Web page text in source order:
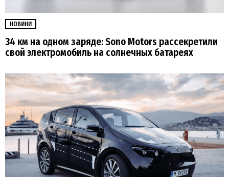
НОВИНИ
34 км на одном заряде: Sono Motors рассекретили
свой электромобиль на солнечных батареях